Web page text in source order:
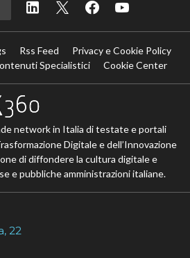
Rss Feed
Privacy e Cookie Policy
Specialistici
Cookie Center
network in Italia di testate e portali
Digitale e dell’Innovazione
di diffondere la cultura digitale e
e pubbliche amministrazioni italiane.
22